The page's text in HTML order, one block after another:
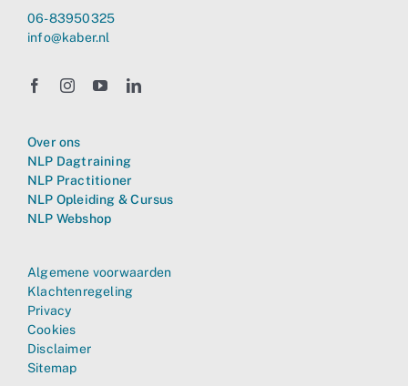
06-83950325
info@kaber.nl
Over ons
NLP Dagtraining
NLP Practitioner
NLP Opleiding & Cursus
NLP Webshop
Algemene voorwaarden
Klachtenregeling
Privacy
Cookies
Disclaimer
Sitemap